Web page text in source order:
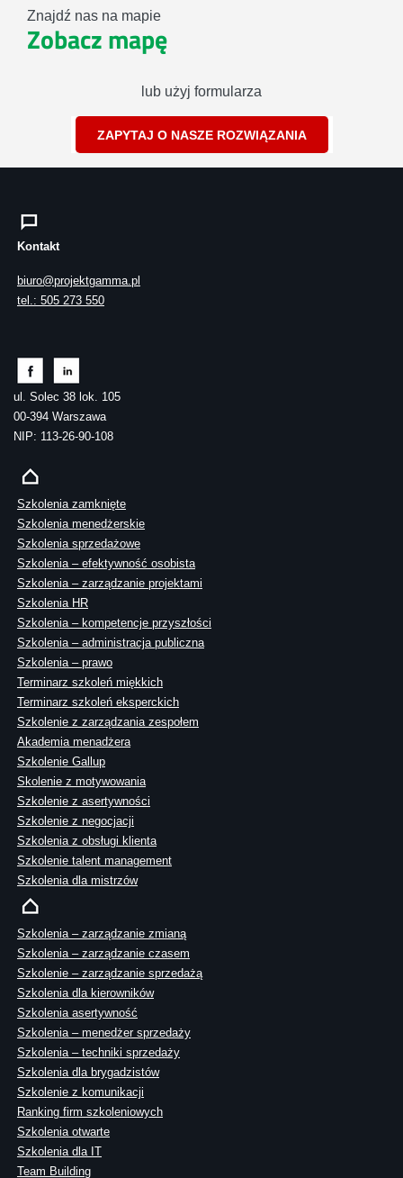
Znajdź nas na mapie
Zobacz mapę
lub użyj formularza
ZAPYTAJ O NASZE ROZWIĄZANIA
Kontakt
biuro@projektgamma.pl
tel.: 505 273 550
ul. Solec 38 lok. 105
00-394 Warszawa
NIP: 113-26-90-108
Szkolenia zamknięte
Szkolenia menedżerskie
Szkolenia sprzedażowe
Szkolenia – efektywność osobista
Szkolenia – zarządzanie projektami
Szkolenia HR
Szkolenia – kompetencje przyszłości
Szkolenia – administracja publiczna
Szkolenia – prawo
Terminarz szkoleń miękkich
Terminarz szkoleń eksperckich
Szkolenie z zarządzania zespołem
Akademia menadżera
Szkolenie Gallup
Skolenie z motywowania
Szkolenie z asertywności
Szkolenie z negocjacji
Szkolenia z obsługi klienta
Szkolenie talent management
Szkolenia dla mistrzów
Szkolenia – zarządzanie zmianą
Szkolenia – zarządzanie czasem
Szkolenie – zarządzanie sprzedażą
Szkolenia dla kierowników
Szkolenia asertywność
Szkolenia – menedżer sprzedaży
Szkolenia – techniki sprzedaży
Szkolenia dla brygadzistów
Szkolenie z komunikacji
Ranking firm szkoleniowych
Szkolenia otwarte
Szkolenia dla IT
Team Building